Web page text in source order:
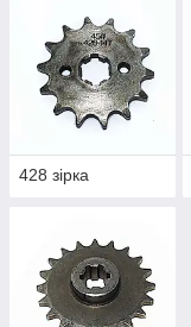
428 зірка